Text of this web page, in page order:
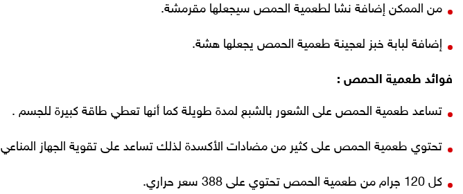
من الممكن إضافة نشا لطعمية الحمص سيجعلها مقرمشة.
إضافة لبابة خبز لعجينة طعمية الحمص يجعلها هشة.
فوائد طعمية الحمص :
تساعد طعمية الحمص على الشعور بالشبع لمدة طويلة كما أنها تعطي طاقة كبيرة للجسم .
تحتوي طعمية الحمص على كثير من مضادات الأكسدة لذلك تساعد على تقوية الجهاز المناعي
كل 120 جرام من طعمية الحمص تحتوي على 388 سعر حراري.